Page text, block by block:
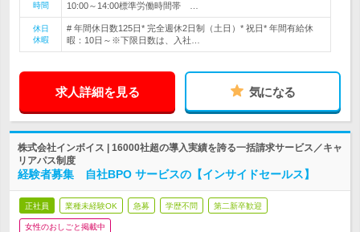
時間
10:00～14:00標準労働時間帯 …
休日
休暇
# 年間休日数125日* 完全週休2日制（土日）* 祝日* 年間有給休
暇：10日～※下限日数は、入社…
求人詳細を見る 気になる
株式会社インボイス | 16000社超の導入実績を誇る一括請求サービス／キャ
リアパス制度
経験者募集 自社BPO サービスの【インサイドセールス】
正社員 業種未経験OK 急募 学歴不問 第二新卒歓迎
女性のおしごと掲載中